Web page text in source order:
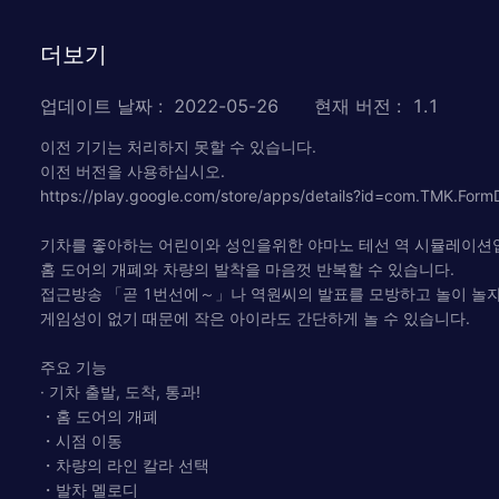
더보기
업데이트 날짜 : 2022-05-26 현재 버전 : 1.1
이전 기기는 처리하지 못할 수 있습니다.
이전 버전을 사용하십시오.
https://play.google.com/store/apps/
기차를 좋아하는 어린이와 성인을위한 야마노 테선 역 시뮬레이션
홈 도어의 개폐와 차량의 발착을 마음껏 반복할 수 있습니다.
접근방송 「곧 1번선에～」나 역원씨의 발표를 모방하고 놀이 놀
게임성이 없기 때문에 작은 아이라도 간단하게 놀 수 있습니다.
주요 기능
· 기차 출발, 도착, 통과!
・홈 도어의 개폐
・시점 이동
・차량의 라인 칼라 선택
・발차 멜로디